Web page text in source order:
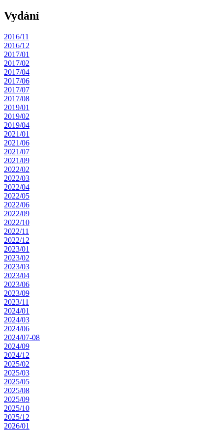
Vydání
2016/11
2016/12
2017/01
2017/02
2017/04
2017/06
2017/07
2017/08
2019/01
2019/02
2019/04
2021/01
2021/06
2021/07
2021/09
2022/02
2022/03
2022/04
2022/05
2022/06
2022/09
2022/10
2022/11
2022/12
2023/01
2023/02
2023/03
2023/04
2023/06
2023/09
2023/11
2024/01
2024/03
2024/06
2024/07-08
2024/09
2024/12
2025/02
2025/03
2025/05
2025/08
2025/09
2025/10
2025/12
2026/01